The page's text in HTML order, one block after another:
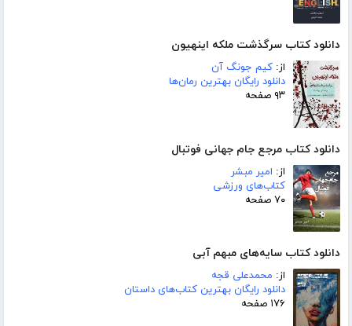
دانلود کتاب سرگذشت ملکه اینهیون
از: کیم جونگ آن
دانلود رایگان بهترین رمان‌ها
۹۳ صفحه
دانلود کتاب مرجع جام جهانی فوتبال
از: امیر مبشر
کتاب‌های ورزشی
۷۰ صفحه
دانلود کتاب سایه‌های مبهم آبی
از: محمدعلی قجه
دانلود رایگان بهترین کتاب‌های داستان
۱۷۶ صفحه